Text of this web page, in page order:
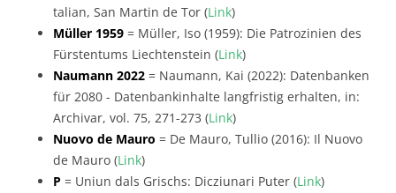
talian, San Martin de Tor (Link)
Müller 1959 = Müller, Iso (1959): Die Patrozinien des
Fürstentums Liechtenstein (Link)
Naumann 2022 = Naumann, Kai (2022): Datenbanken
für 2080 - Datenbankinhalte langfristig erhalten, in:
Archivar, vol. 75, 271-273 (Link)
Nuovo de Mauro = De Mauro, Tullio (2016): Il Nuovo
de Mauro (Link)
P = Uniun dals Grischs: Dicziunari Puter (Link)